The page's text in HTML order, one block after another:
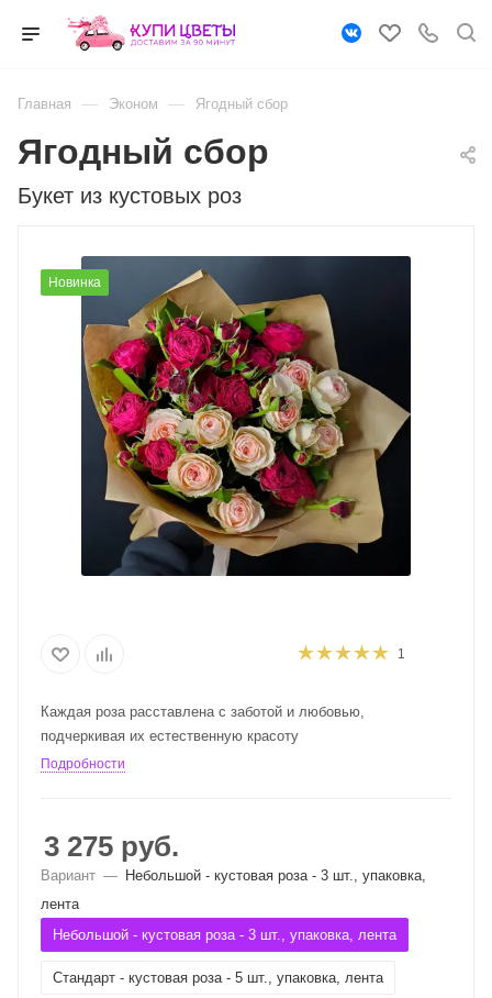
Главная — Эконом — Ягодный сбор
Букет из кустовых роз
Ягодный сбор
Новинка
1
Каждая роза расставлена с заботой и любовью,
подчеркивая их естественную красоту
Подробности
3 275 руб.
Вариант — Небольшой - кустовая роза - 3 шт., упаковка,
лента
Небольшой - кустовая роза - 3 шт., упаковка, лента
Стандарт - кустовая роза - 5 шт., упаковка, лента